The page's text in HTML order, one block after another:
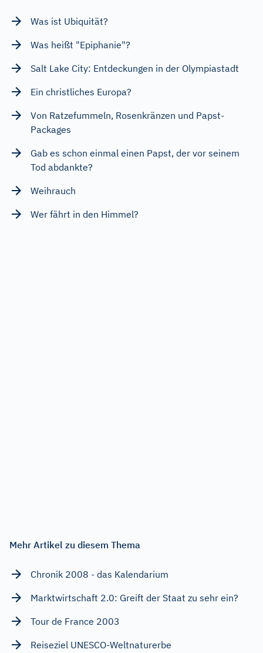
Was ist Ubiquität?
Was heißt "Epiphanie"?
Salt Lake City: Entdeckungen in der Olympiastadt
Ein christliches Europa?
Von Ratzefummeln, Rosenkränzen und Papst-
Packages
Gab es schon einmal einen Papst, der vor seinem
Tod abdankte?
Weihrauch
Wer fährt in den Himmel?
Mehr Artikel zu diesem Thema
Chronik 2008 - das Kalendarium
Marktwirtschaft 2.0: Greift der Staat zu sehr ein?
Tour de France 2003
Reiseziel UNESCO-Weltnaturerbe